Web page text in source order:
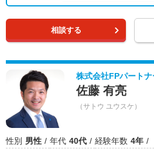
相談する
株式会社FPパートナ
佐藤 有亮
（サトウ ユウスケ）
性別 男性 年代 40代 経験年数 4年